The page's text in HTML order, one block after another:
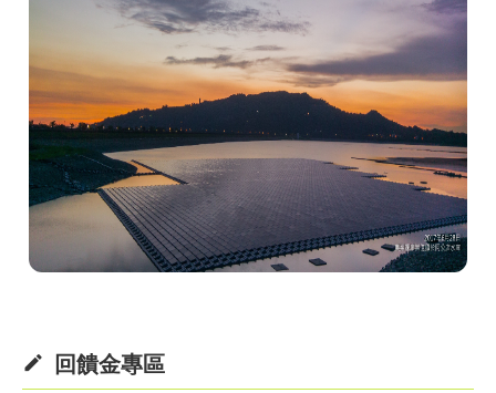
回饋金專區